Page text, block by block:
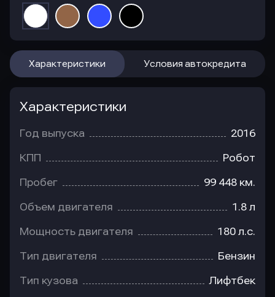
Характеристики Условия автокредита
Характеристики
Год выпуска 2016
КПП Робот
Пробег 99 448 км.
Объем двигателя 1.8 л
Мощность двигателя 180 л.с.
Тип двигателя Бензин
Тип кузова Лифтбек